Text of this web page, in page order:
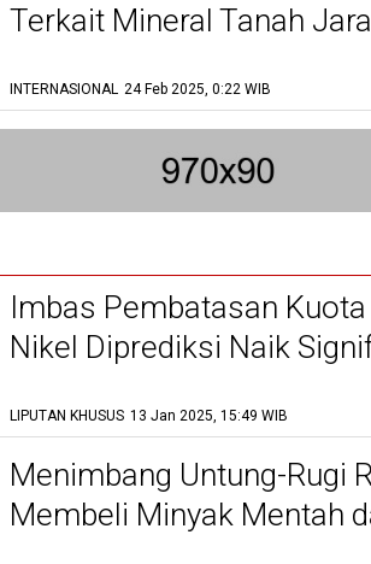
Terkait Mineral Tanah
INTERNASIONAL 24 Feb 2025, 0:22 WIB
Imbas Pembatasan
Nikel Diprediksi Naik
LIPUTAN KHUSUS 13 Jan 2025, 15:49 WIB
Menimbang Untung-Rugi
Membeli Minyak Mentah